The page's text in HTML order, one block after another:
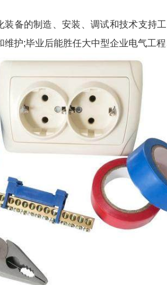
备的制造、安装、调试和技术支持
护;毕业后能胜任大中型企业电气工程